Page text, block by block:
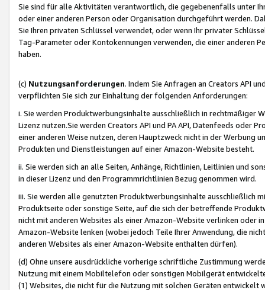
Sie sind für alle Aktivitäten verantwortlich, die gegebenenfalls unter
oder einer anderen Person oder Organisation durchgeführt werden.
Sie Ihren privaten Schlüssel verwendet, oder wenn Ihr privater
Tag-Parameter oder Kontokennungen verwenden, die einer anderen
haben.
(c) Nutzungsanforderungen. Indem Sie Anfragen an Creators API
verpflichten Sie sich zur Einhaltung der folgenden Anforderungen:
i. Sie werden Produktwerbungsinhalte ausschließlich in rechtmäßiger
Lizenz nutzen.Sie werden Creators API und PA API, Datenfeeds oder
einer anderen Weise nutzen, deren Hauptzweck nicht in der Werbung
Produkten und Dienstleistungen auf einer Amazon-Website besteht.
ii. Sie werden sich an alle Seiten, Anhänge, Richtlinien, Leitlinien und
in dieser Lizenz und den Programmrichtlinien Bezug genommen wird.
iii. Sie werden alle genutzten Produktwerbungsinhalte ausschließlich
Produktseite oder sonstige Seite, auf die sich der betreffende
nicht mit anderen Websites als einer Amazon-Website verlinken oder
Amazon-Website lenken (wobei jedoch Teile Ihrer Anwendung, die
anderen Websites als einer Amazon-Website enthalten dürfen).
(d) Ohne unsere ausdrückliche vorherige schriftliche Zustimmung
Nutzung mit einem Mobiltelefon oder sonstigen Mobilgerät
(1) Websites, die nicht für die Nutzung mit solchen Geräten